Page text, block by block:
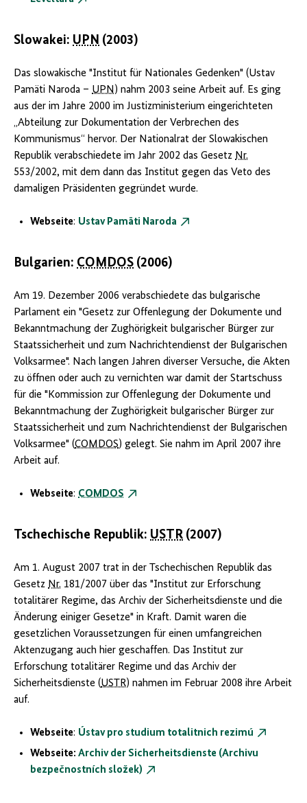
Slowakei: UPN (2003)
Das slowakische "Institut für Nationales Gedenken" (Ustav
Pamäti Naroda – UPN ) nahm 2003 seine Arbeit auf. Es ging
aus der im Jahre 2000 im Justizministerium eingerichteten
„Abteilung zur Dokumentation der Verbrechen des
Kommunismus“ hervor. Der Nationalrat der Slowakischen
Republik verabschiedete im Jahr 2002 das Gesetz Nr.
553/2002, mit dem dann das Institut gegen das Veto des
damaligen Präsidenten gegründet wurde.
Webseite: Ustav Pamäti Naroda
Bulgarien: COMDOS (2006)
Am 19. Dezember 2006 verabschiedete das bulgarische
Parlament ein "Gesetz zur Offenlegung der Dokumente und
Bekanntmachung der Zughörigkeit bulgarischer Bürger zur
Staatssicherheit und zum Nachrichtendienst der Bulgarischen
Volksarmee". Nach langen Jahren diverser Versuche, die Akten
zu öffnen oder auch zu vernichten war damit der Startschuss
für die "Kommission zur Offenlegung der Dokumente und
Bekanntmachung der Zughörigkeit bulgarischer Bürger zur
Staatssicherheit und zum Nachrichtendienst der Bulgarischen
Volksarmee" (COMDOS) gelegt. Sie nahm im April 2007 ihre
Arbeit auf.
Webseite: COMDOS
Tschechische Republik: USTR (2007)
Am 1. August 2007 trat in der Tschechischen Republik das
Gesetz Nr. 181/2007 über das "Institut zur Erforschung
totalitärer Regime, das Archiv der Sicherheitsdienste und die
Änderung einiger Gesetze" in Kraft. Damit waren die
gesetzlichen Voraussetzungen für einen umfangreichen
Aktenzugang auch hier geschaffen. Das Institut zur
Erforschung totalitärer Regime und das Archiv der
Sicherheitsdienste (USTR) nahmen im Februar 2008 ihre Arbeit
auf.
Webseite: Ústav pro studium totalitnich rezimú
Webseite: Archiv der Sicherheitsdienste (Archivu
bezpečnostních složek)